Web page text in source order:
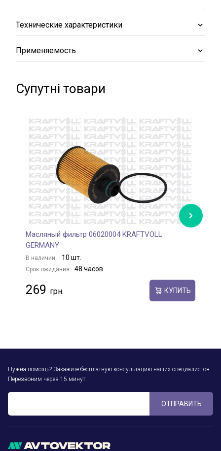
Технические характеристики
Применяемость
Супутні товари
Масляный фильтр 06020004 KRAFTVOLL
GERMANY
В наличии: 10 шт.
Срок ожидания: 48 часов
269 КУПИТЬ
Нужна помощь? Закажите бесплатную консультацию наших специалистов.
Перезвоним через 15 минут.
ОТПРАВИТЬ